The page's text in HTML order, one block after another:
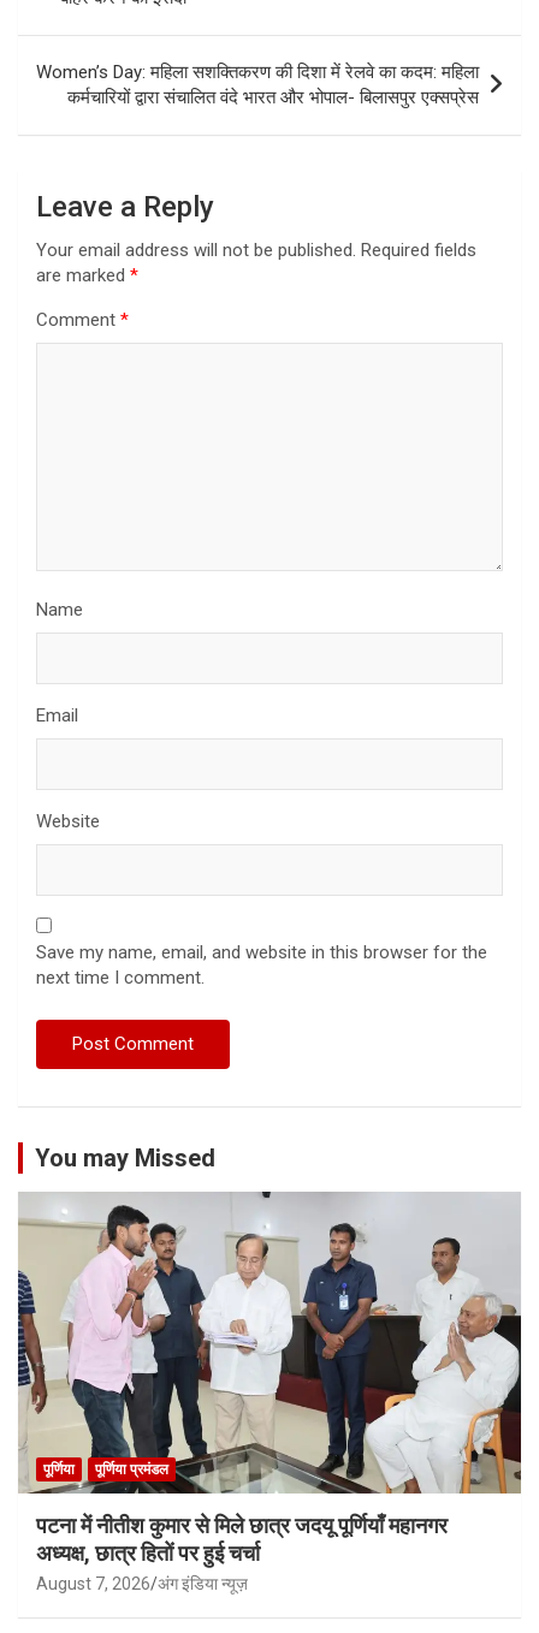
Women’s Day: महिला सशक्तिकरण की दिशा में रेलवे का कदम: महिला
कर्मचारियों द्वारा संचालित वंदे भारत और भोपाल- बिलासपुर एक्सप्रेस
Leave a Reply
Your email address will not be published. Required fields
are marked *
Comment *
Name
Email
Website
Save my name, email, and website in this browser for the
next time I comment.
You may Missed
पूर्णिया पूर्णिया प्रमंडल
पटना में नीतीश कुमार से मिले छात्र जदयू पूर्णियाँ महानगर
अध्यक्ष, छात्र हितों पर हुई चर्चा
August 7, 2026 अंग इंडिया न्यूज़